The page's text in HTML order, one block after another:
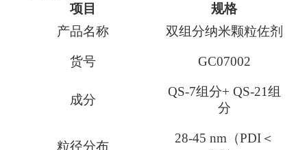
项目
规格
产品名称
双组分纳米颗粒佐剂
货号 GC07002
成分
QS-7组分+ QS-21组
分
粒径分布
28-45 nm （PDI＜